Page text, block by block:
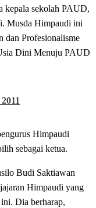
sekolah PAUD,
Musda Himpaudi ini
dan Profesionalisme
Dini Menuju PAUD
Himpaudi
sebagai ketua.
Budi Saktiawan
Himpaudi yang
Dia berharap,